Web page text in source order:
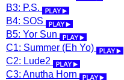
B3: P.S.
B4: SOS
B5: Yor Sun
C1: Summer (Eh Yo)
C2: Lude2
C3: Anutha Horn